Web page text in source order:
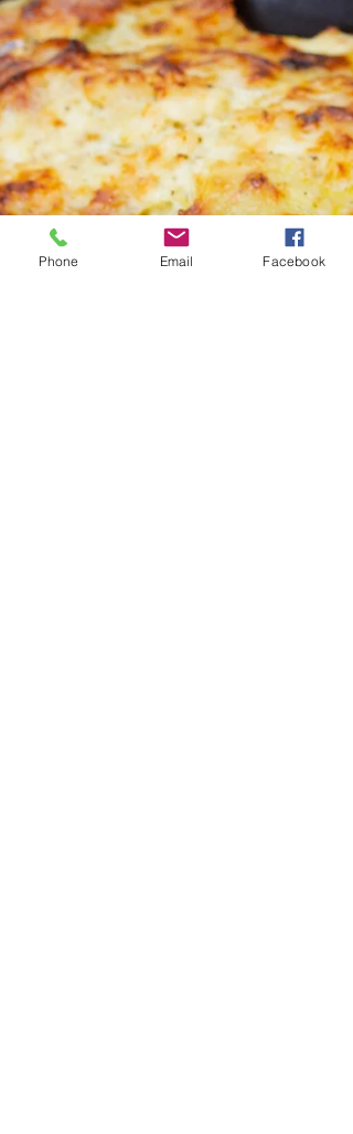
Phone Email Facebook